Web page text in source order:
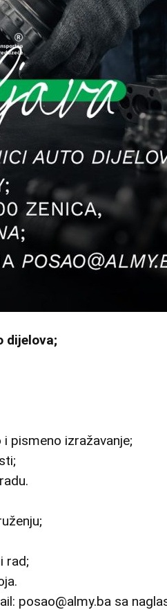
dijelova;
pismeno izražavanje;
rad;
posao@almy.ba sa